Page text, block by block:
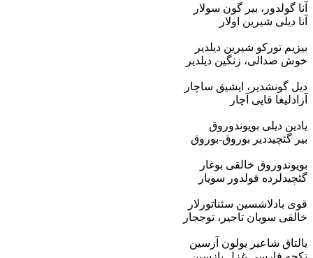
آنا گولدور، بیر گون سولار
آنا دیلی شیرین اولار
بیزیم تورکو شیرین دیلدیر
خوش صدالی، زنگین دیلدیر
دیل گونشدیر، ایشیق ساچار
آزادلیغا قاپی آچار
یادین دیلی بویوندوروق
بیر گئچیددیر بوروق-بوروق
بویوندوروق خالقی بوغار
گئچیدلرده قولدور سویار
قوی بادلاشسین سئناتورلار
خالقی سویان تاجیر، توججار
یالتاق شاعیر یولون آزسین